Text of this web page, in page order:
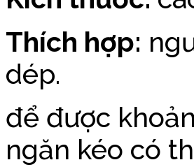
Thích hợp:
dép.
để được
ngăn kéo có